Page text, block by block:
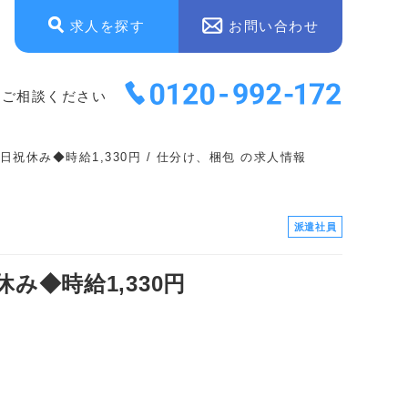
求人を探す お問い合わせ
相談ください
休み◆時給1,330円 / 仕分け、梱包 の求人情報
派遣社員
み◆時給1,330円